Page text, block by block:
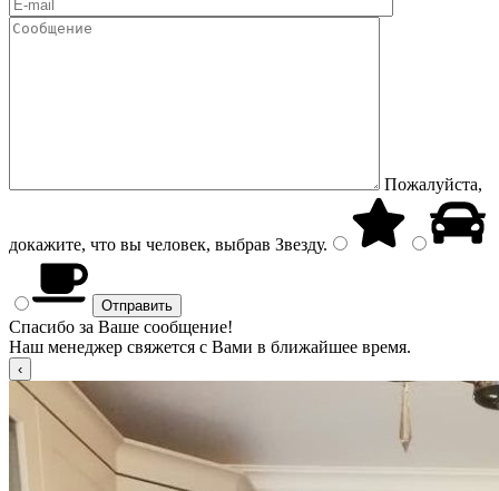
Пожалуйста,
докажите, что вы человек, выбрав Звезду.
Спасибо за Ваше сообщение!
Наш менеджер свяжется с Вами в ближайшее время.